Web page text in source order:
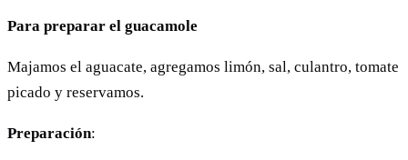
Para preparar el guacamole
Majamos el aguacate, agregamos limón, sal, culantro, tomate
picado y reservamos.
Preparación: